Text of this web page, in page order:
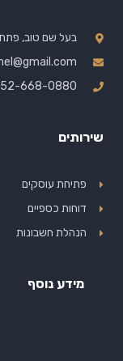
בעל שם טוב,
668-0880
שירותים
פתיחת עוסקים
דוחות כספיים
הנהלת חשבונות
מידע נוסף